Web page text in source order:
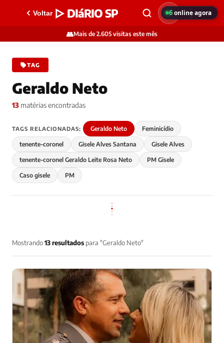
Voltar ▷ DIáRIO SP
👥Mais de 2.605 visitas este mês
TAG
Geraldo Neto
13 matérias encontradas
TAGS RELACIONADAS: Geraldo Neto Feminicídio
tenente-coronel Gisele Alves Santana Gisele Alves
tenente-coronel Geraldo Leite Rosa Neto PM Gisele
Caso gisele PM
Mostrando13 resultados para "Geraldo Neto"
6online agora